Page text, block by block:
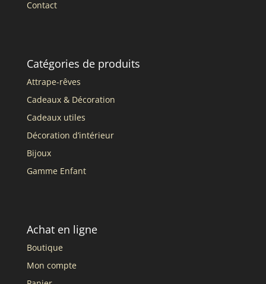
Contact
Catégories de produits
Attrape-rêves
Cadeaux & Décoration
Cadeaux utiles
Décoration d’intérieur
Bijoux
Gamme Enfant
Achat en ligne
Boutique
Mon compte